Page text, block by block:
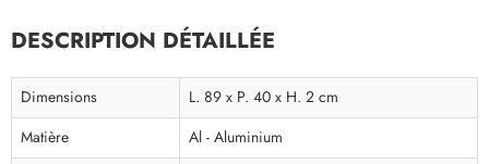
DESCRIPTION DÉTAILLÉE
Dimensions
L. 89 x P. 40 x H. 2 cm
Matière
Al - Aluminium